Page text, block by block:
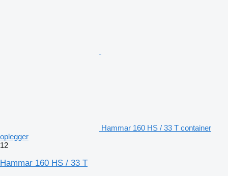
Hammar 160 HS / 33 T container
oplegger
12
Hammar 160 HS / 33 T